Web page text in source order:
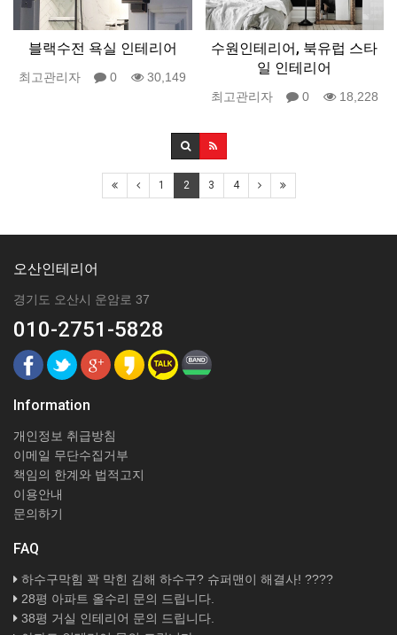
블랙수전 욕실 인테리어
최고관리자 0 30,149
수원인테리어, 북유럽 스타
일 인테리어
최고관리자 0 18,228
1 2 3 4
오산인테리어
경기도 오산시 운암로 37
010-2751-5828
Information
개인정보 취급방침
이메일 무단수집거부
책임의 한계와 법적고지
이용안내
문의하기
FAQ
하수구막힘 꽉 막힌 김해 하수구? 슈퍼맨이 해결사! ????
28평 아파트 올수리 문의 드립니다.
38평 거실 인테리어 문의 드립니다.